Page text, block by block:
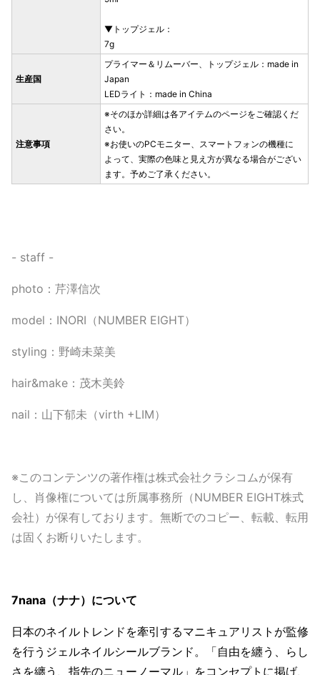
▼トップジェル：
7g
生産国
プライマー＆リムーバー、トップジェル：made in
Japan
LEDライト：made in China
注意事項
※そのほか詳細は各アイテムのページをご確認くだ
さい。
※お使いのPCモニター、スマートフォンの機種に
よって、実際の色味と見え方が異なる場合がござい
ます。予めご了承ください。
- staff -
photo：芹澤信次
model：INORI（NUMBER EIGHT）
styling：野崎未菜美
hair&make：茂木美鈴
nail：山下郁未（virth +LIM）
※このコンテンツの著作権は株式会社クラシコムが保有
し、肖像権については所属事務所（NUMBER EIGHT株式
会社）が保有しております。無断でのコピー、転載、転用
は固くお断りいたします。
7nana（ナナ）について
日本のネイルトレンドを牽引するマニキュアリストが監修
を行うジェルネイルシールブランド。「自由を纏う、らし
さを纏う、指先のニューノーマル」をコンセプトに掲げ、